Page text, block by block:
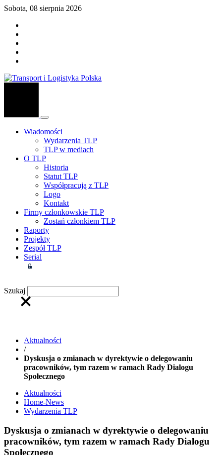
Sobota, 08 sierpnia 2026
Wiadomości
Wydarzenia TLP
TLP w mediach
O TLP
Historia
Statut TLP
Współpracują z TLP
Logo
Kontakt
Firmy członkowskie TLP
Zostań członkiem TLP
Raporty
Projekty
Zespół TLP
Serial
Szukaj
Aktualności
/
Dyskusja o zmianach w dyrektywie o delegowaniu
pracowników, tym razem w ramach Rady Dialogu
Społecznego
Aktualności
Home-News
Wydarzenia TLP
Dyskusja o zmianach w dyrektywie o delegowaniu
pracowników, tym razem w ramach Rady Dialogu
Społecznego